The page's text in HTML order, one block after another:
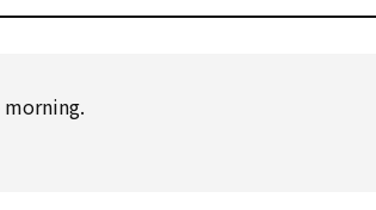
morning.